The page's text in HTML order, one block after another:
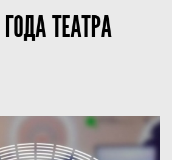
Фотографии
ТЕАТРА